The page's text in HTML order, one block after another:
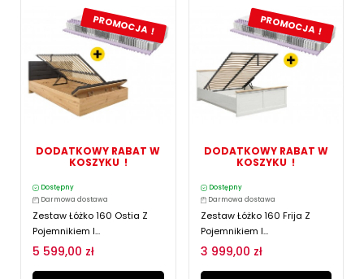
PROMOCJA !
DODATKOWY RABAT W
KOSZYKU !
Dostępny
Darmowa dostawa
Zestaw Łóżko 160 Ostia Z
Pojemnikiem I...
5 599,00 zł
PROMOCJA !
DODATKOWY RABAT W
KOSZYKU !
Dostępny
Darmowa dostawa
Zestaw Łóżko 160 Frija Z
Pojemnikiem I...
3 999,00 zł